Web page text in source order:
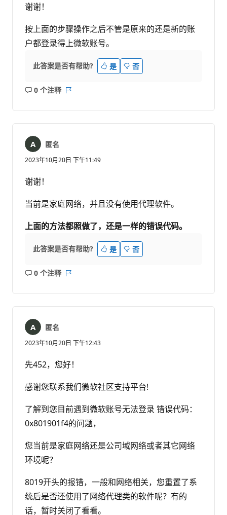
谢谢！
按上面的步骤操作之后不管是原来的还是新的账
户都登录得上微软账号。
此答案是否有帮助? 是 否
0 个注释
无
匿名
2023年10月20日 下午11:49
谢谢！
当前是家庭网络，并且没有使用代理软件。
上面的方法都照做了，还是一样的错误代码。
此答案是否有帮助? 是 否
0 个注释
无
匿名
2023年10月20日 下午12:43
先452，您好！
感谢您联系我们微软社区支持平台!
了解到您目前遇到微软账号无法登录 错误代码：
0x801901f4的问题，
您当前是家庭网络还是公司域网络或者其它网络
环境呢？
8019开头的报错，一般和网络相关，您重置了系
统后是否还使用了网络代理类的软件呢？有的
话，暂时关闭了看看。